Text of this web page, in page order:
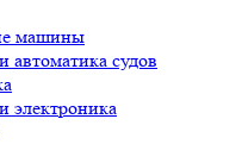
машины
автоматика судов
электроника